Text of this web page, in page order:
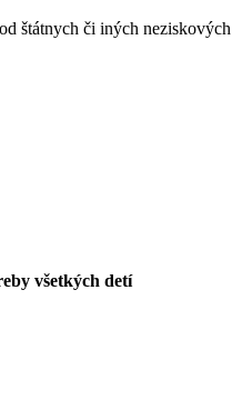
štátnych či iných
všetkých detí